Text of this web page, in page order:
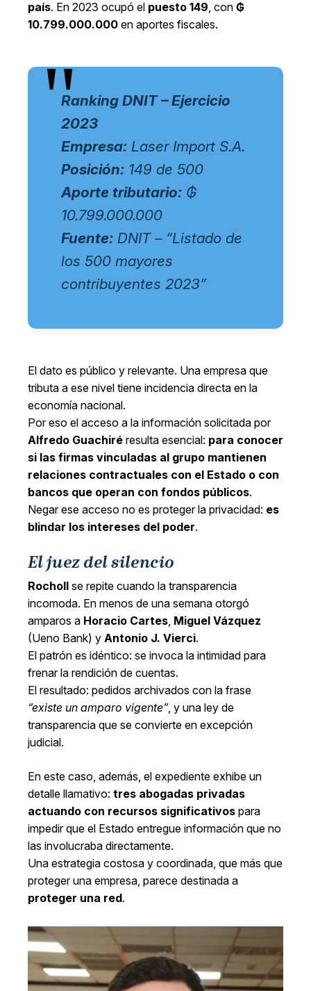
país. En 2023 ocupó el puesto 149, con ₲
10.799.000.000 en aportes fiscales.
Ranking DNIT – Ejercicio
2023
Empresa: Laser Import S.A.
Posición: 149 de 500
Aporte tributario: ₲
10.799.000.000
Fuente: DNIT – “Listado de
los 500 mayores
contribuyentes 2023”
El dato es público y relevante. Una empresa que
tributa a ese nivel tiene incidencia directa en la
economía nacional.
Por eso el acceso a la información solicitada por
Alfredo Guachiré resulta esencial: para conocer
si las firmas vinculadas al grupo mantienen
relaciones contractuales con el Estado o con
bancos que operan con fondos públicos.
Negar ese acceso no es proteger la privacidad: es
blindar los intereses del poder.
El juez del silencio
Rocholl se repite cuando la transparencia
incomoda. En menos de una semana otorgó
amparos a Horacio Cartes, Miguel Vázquez
(Ueno Bank) y Antonio J. Vierci.
El patrón es idéntico: se invoca la intimidad para
frenar la rendición de cuentas.
El resultado: pedidos archivados con la frase
“existe un amparo vigente”, y una ley de
transparencia que se convierte en excepción
judicial.
En este caso, además, el expediente exhibe un
detalle llamativo: tres abogadas privadas
actuando con recursos significativos para
impedir que el Estado entregue información que no
las involucraba directamente.
Una estrategia costosa y coordinada, que más que
proteger una empresa, parece destinada a
proteger una red.